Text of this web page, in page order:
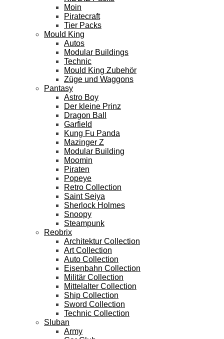
Moin
Piratecraft
Tier Packs
Mould King
Autos
Modular Buildings
Technic
Mould King Zubehör
Züge und Waggons
Pantasy
Astro Boy
Der kleine Prinz
Dragon Ball
Garfield
Kung Fu Panda
Mazinger Z
Modular Building
Moomin
Piraten
Popeye
Retro Collection
Saint Seiya
Sherlock Holmes
Snoopy
Steampunk
Reobrix
Architektur Collection
Art Collection
Auto Collection
Eisenbahn Collection
Militär Collection
Mittelalter Collection
Ship Collection
Sword Collection
Technic Collection
Sluban
Army